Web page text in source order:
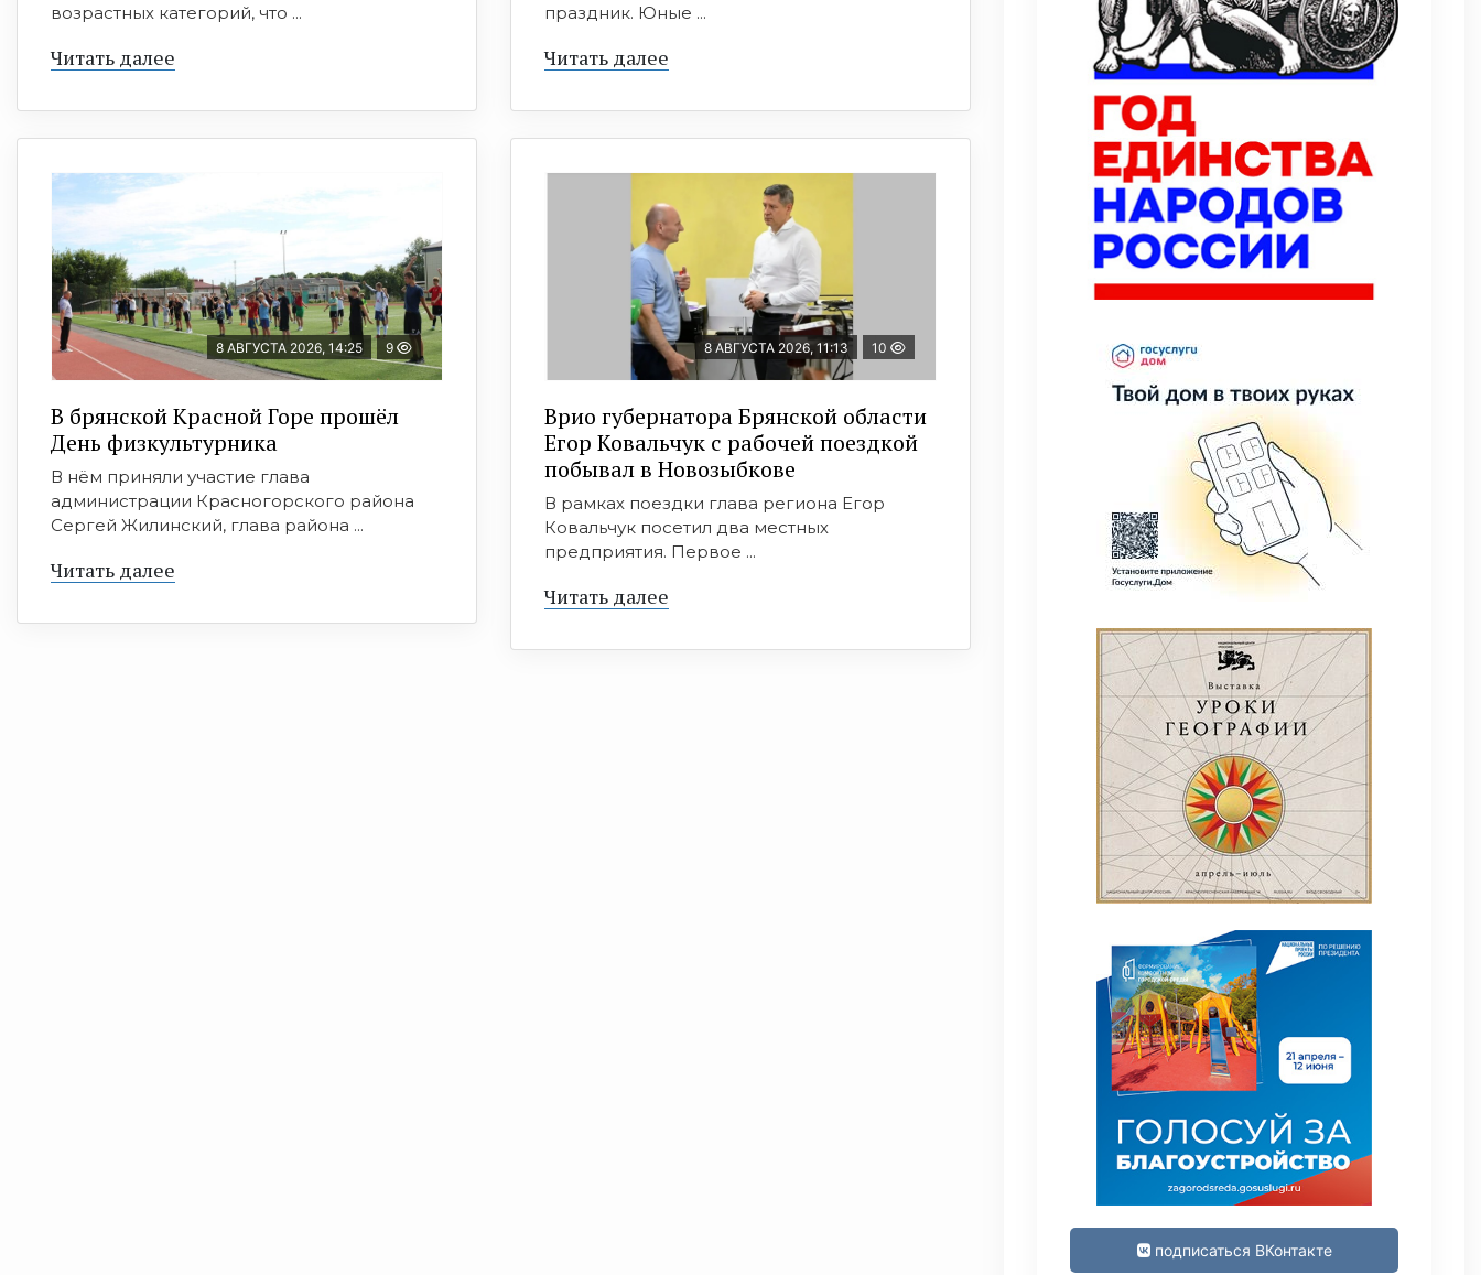
возрастных категорий, что ...
Читать далее
праздник. Юные ...
Читать далее
8 АВГУСТА 2026, 14:25 9
В брянской Красной Горе прошёл
День физкультурника
В нём приняли участие глава
администрации Красногорского района
Сергей Жилинский, глава района ...
Читать далее
8 АВГУСТА 2026, 11:13 10
Врио губернатора Брянской области
Егор Ковальчук с рабочей поездкой
побывал в Новозыбкове
В рамках поездки глава региона Егор
Ковальчук посетил два местных
предприятия. Первое ...
Читать далее
подписаться ВКонтакте